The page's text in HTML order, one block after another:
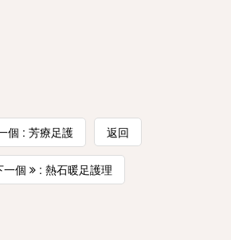
個 : 芳療足護 返回
一個 : 熱石暖足護理